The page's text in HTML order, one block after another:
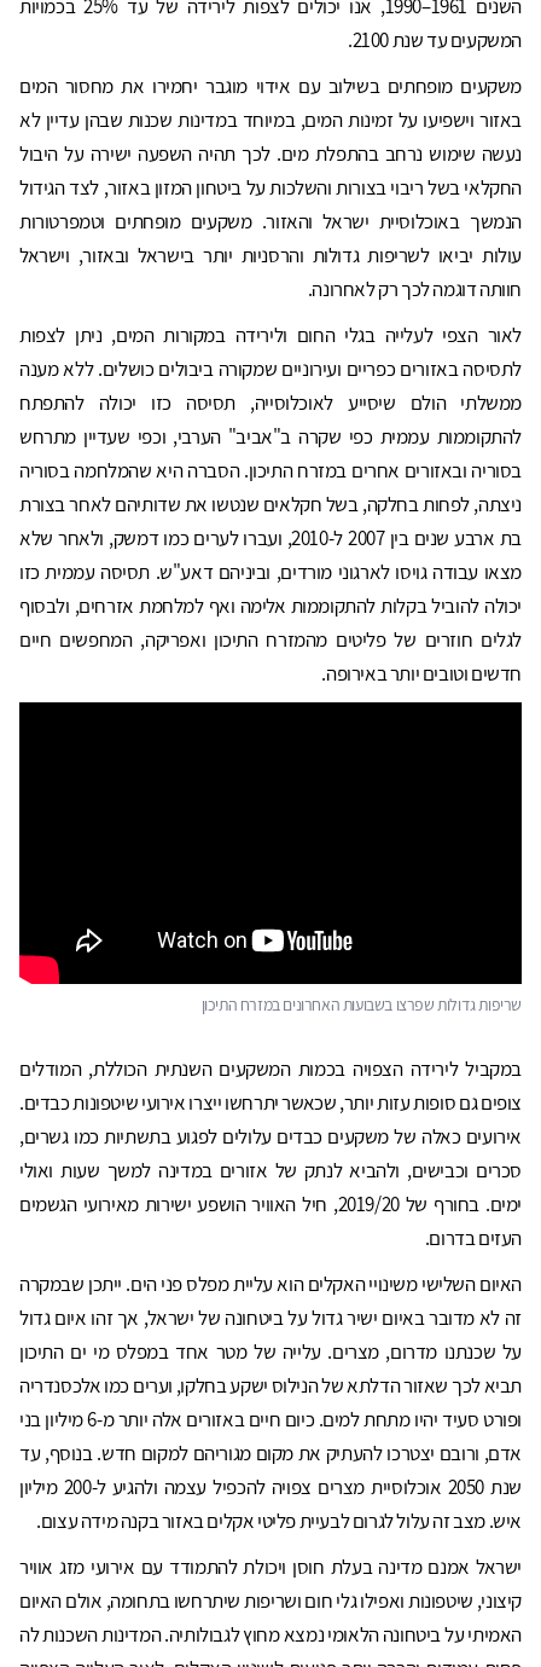
השנים 1961–1990, אנו יכולים לצפות לירידה של עד 25% בכמויות
המשקעים עד שנת 2100.
משקעים מופחתים בשילוב עם אידוי מוגבר יחמירו את מחסור המים
באזור וישפיעו על זמינות המים, במיוחד במדינות שכנות שבהן עדיין לא
נעשה שימוש נרחב בהתפלת מים. לכך תהיה השפעה ישירה על היבול
החקלאי בשל ריבוי בצורות והשלכות על ביטחון המזון באזור, לצד הגידול
הנמשך באוכלוסיית ישראל והאזור. משקעים מופחתים וטמפרטורות
עולות יביאו לשריפות גדולות והרסניות יותר בישראל ובאזור, וישראל
חוותה דוגמה לכך רק לאחרונה.
לאור הצפי לעלייה בגלי החום ולירידה במקורות המים, ניתן לצפות
לתסיסה באזורים כפריים ועירוניים שמקורה ביבולים כושלים. ללא מענה
ממשלתי הולם שיסייע לאוכלוסייה, תסיסה כזו יכולה להתפתח
להתקוממות עממית כפי שקרה ב"אביב" הערבי, וכפי שעדיין מתרחש
בסוריה ובאזורים אחרים במזרח התיכון. הסברה היא שהמלחמה בסוריה
ניצתה, לפחות בחלקה, בשל חקלאים שנטשו את שדותיהם לאחר בצורת
בת ארבע שנים בין 2007 ל-2010, ועברו לערים כמו דמשק, ולאחר שלא
מצאו עבודה גויסו לארגוני מורדים, וביניהם דאע"ש. תסיסה עממית כזו
יכולה להוביל בקלות להתקוממות אלימה ואף למלחמת אזרחים, ולבסוף
לגלים חוזרים של פליטים מהמזרח התיכון ואפריקה, המחפשים חיים
חדשים וטובים יותר באירופה.
שריפות גדולות שפרצו בשבועות האחרונים במזרח התיכון
במקביל לירידה הצפויה בכמות המשקעים השנתית הכוללת, המודלים
צופים גם סופות עזות יותר, שכאשר יתרחשו ייצרו אירועי שיטפונות כבדים.
אירועים כאלה של משקעים כבדים עלולים לפגוע בתשתיות כמו גשרים,
סכרים וכבישים, ולהביא לנתק של אזורים במדינה למשך שעות ואולי
ימים. בחורף של 2019/20, חיל האוויר הושפע ישירות מאירועי הגשמים
העזים בדרום.
האיום השלישי משינויי האקלים הוא עליית מפלס פני הים. ייתכן שבמקרה
זה לא מדובר באיום ישיר גדול על ביטחונה של ישראל, אך זהו איום גדול
על שכנתנו מדרום, מצרים. עלייה של מטר אחד במפלס מי ים התיכון
תביא לכך שאזור הדלתא של הנילוס ישקע בחלקו, וערים כמו אלכסנדריה
ופורט סעיד יהיו מתחת למים. כיום חיים באזורים אלה יותר מ-6 מיליון בני
אדם, ורובם יצטרכו להעתיק את מקום מגוריהם למקום חדש. בנוסף, עד
שנת 2050 אוכלוסיית מצרים צפויה להכפיל עצמה ולהגיע ל-200 מיליון
איש. מצב זה עלול לגרום לבעיית פליטי אקלים באזור בקנה מידה עצום.
ישראל אמנם מדינה בעלת חוסן ויכולת להתמודד עם אירועי מזג אוויר
קיצוני, שיטפונות ואפילו גלי חום ושריפות שיתרחשו בתחומה, אולם האיום
האמיתי על ביטחונה הלאומי נמצא מחוץ לגבולותיה. המדינות השכנות לה